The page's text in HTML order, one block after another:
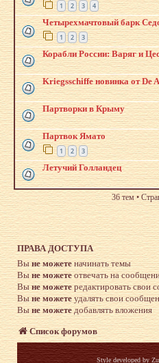
1 2 3 4
Четырехмачтовый барк
1 2 3
Корабли России: Варяг и
Kriegsschiffe новинка от De
Партворки в Крыму
Партвок Ямато
1 2 3
Летучий Голландец
36 тем •
ПРАВА ДОСТУПА
Выне можетеначинать темы
Выне можетеотвечать на
Выне можетередактировать свои
Выне можетеудалять свои
Вы не можетедобавлять вложения
Список форумов
Style developed by